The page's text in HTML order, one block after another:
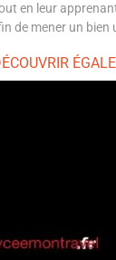
en leur
de mener un bien